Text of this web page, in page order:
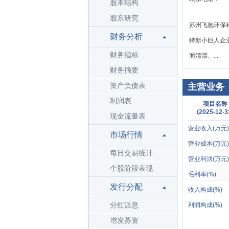
股本结构
股东研究
财务分析
财务指标
财务摘要
资产负债表
利润表
现金流量表
市场行情
每日交易统计
个股阶段表现
发行分配
分红派息
增发募资
苏州飞驰环保
特新小巨人企
面清漂、...
主营业务
项目名称
(2025-12-
营业收入(万元)
营业成本(万元)
营业利润(万元)
毛利率(%)
收入构成(%)
利润构成(%)